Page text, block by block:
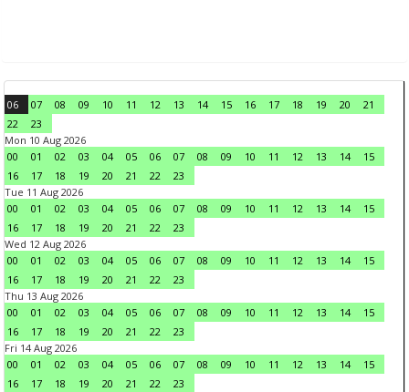
06 07 08 09 10 11 12 13 14 15 16 17 18 19 20
21
22
23
Mon 10 Aug 2026
00
01 02 03 04 05 06 07 08 09 10 11 12 13 14
15
16
17 18 19 20 21 22
23
Tue 11 Aug 2026
00
01 02 03 04 05 06 07 08 09 10 11 12 13 14
15
16
17 18 19 20 21 22
23
Wed 12 Aug 2026
00
01 02 03 04 05 06 07 08 09 10 11 12 13 14
15
16
17 18 19 20 21 22
23
Thu 13 Aug 2026
00
01 02 03 04 05 06 07 08 09 10 11 12 13 14
15
16
17 18 19 20 21 22
23
Fri 14 Aug 2026
00
01 02 03 04 05 06 07 08 09 10 11 12 13 14
15
16
17 18 19 20 21 22
23